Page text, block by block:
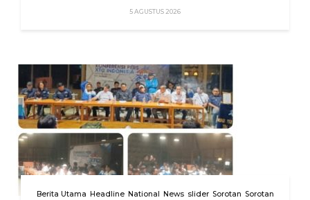
5 AGUSTUS 2026
Berita Utama Headline National News slider Sorotan Sorotan